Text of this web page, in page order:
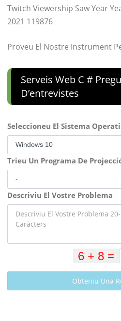
Twitch Viewership Saw Year
2021 119876
Proveu El Nostre Instrument
Serveis Web C #
D’entrevistes
Seleccioneu El Sistema
Trieu Un Programa De
Descriviu El Vostre Problema
Obteniu Una